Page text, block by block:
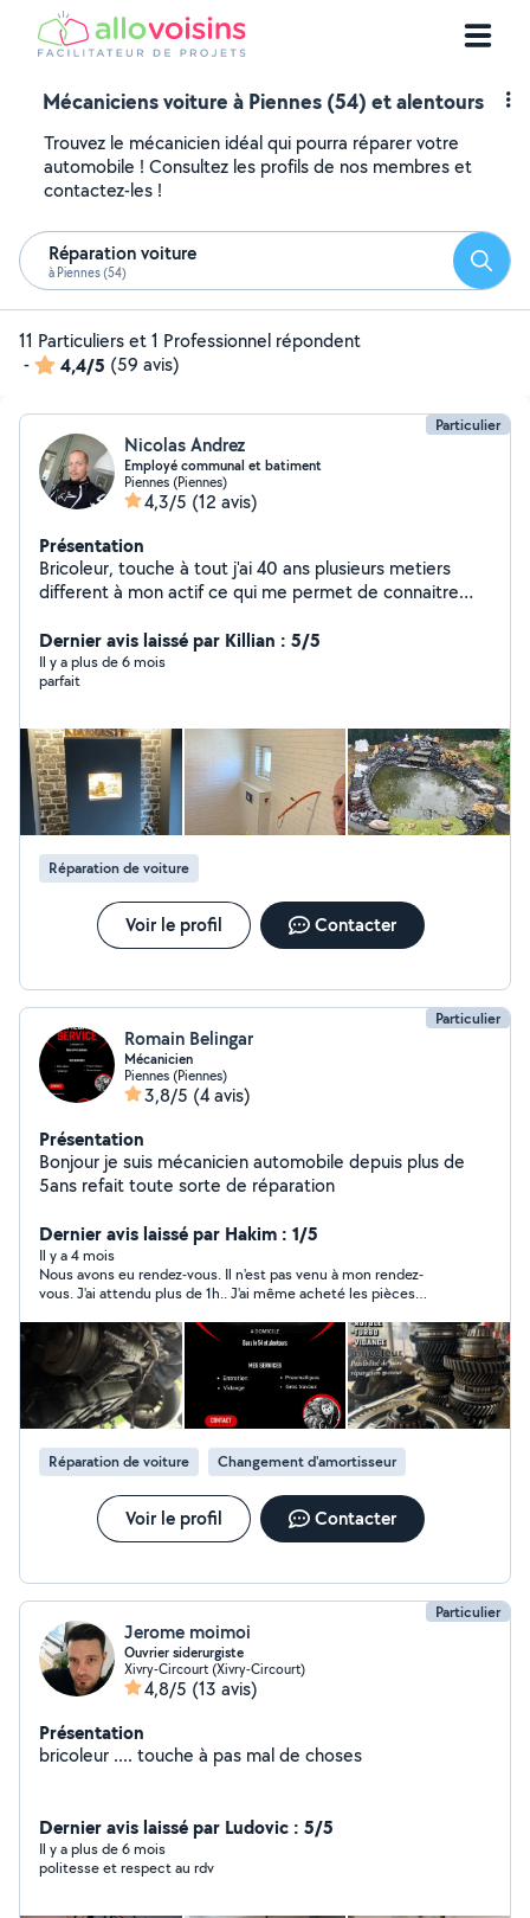
Mécaniciens voiture à Piennes (54) et alentours
Trouvez le mécanicien idéal qui pourra réparer votre
automobile ! Consultez les profils de nos membres et
contactez-les !
Réparation voiture
à Piennes (54)
11 Particuliers et 1 Professionnel répondent
-
4,4/5 (59 avis)
Particulier
Nicolas Andrez
Employé communal et batiment
Piennes (Piennes)
4,3/5 (12 avis)
Présentation
Bricoleur, touche à tout j'ai 40 ans plusieurs metiers
different à mon actif ce qui me permet de connaitre
Cordialement
Dernier avis laissé par Killian : 5/5
Il y a plus de 6 mois
parfait
Réparation de voiture
Voir le profil Contacter
Particulier
Romain Belingar
Mécanicien
Piennes (Piennes)
3,8/5 (4 avis)
Présentation
Bonjour je suis mécanicien automobile depuis plus de
5ans refait toute sorte de réparation
Dernier avis laissé par Hakim : 1/5
Il y a 4 mois
Nous avons eu rendez-vous. Il n'est pas venu à mon rendez-
vous. J'ai attendu plus de 1h.. J'ai même acheté les pièces
Réparation de voiture Changement d'amortisseur
Voir le profil Contacter
Particulier
Jerome moimoi
Ouvrier siderurgiste
Xivry-Circourt (Xivry-Circourt)
4,8/5 (13 avis)
Présentation
bricoleur .... touche à pas mal de choses
Dernier avis laissé par Ludovic : 5/5
Il y a plus de 6 mois
politesse et respect au rdv